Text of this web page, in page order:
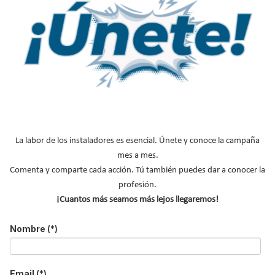
.
NOTICIAS DESTACADAS
Suscríbete a
nuestros boletines
La labor de los instaladores es esencial. Únete y conoce la campaña
mes a mes.
Comenta y comparte cada acción. Tú también puedes dar a conocer la
profesión.
¡Cuantos más seamos más lejos llegaremos!
Nombre (*)